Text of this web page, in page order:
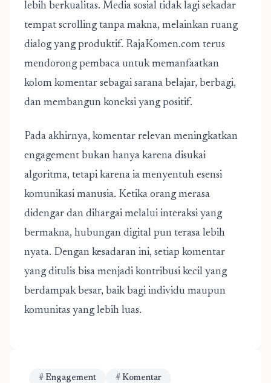
lebih berkualitas. Media sosial tidak lagi sekadar
tempat scrolling tanpa makna, melainkan ruang
dialog yang produktif. RajaKomen.com terus
mendorong pembaca untuk memanfaatkan
kolom komentar sebagai sarana belajar, berbagi,
dan membangun koneksi yang positif.
Pada akhirnya, komentar relevan meningkatkan
engagement bukan hanya karena disukai
algoritma, tetapi karena ia menyentuh esensi
komunikasi manusia. Ketika orang merasa
didengar dan dihargai melalui interaksi yang
bermakna, hubungan digital pun terasa lebih
nyata. Dengan kesadaran ini, setiap komentar
yang ditulis bisa menjadi kontribusi kecil yang
berdampak besar, baik bagi individu maupun
komunitas yang lebih luas.
# Engagement # Komentar